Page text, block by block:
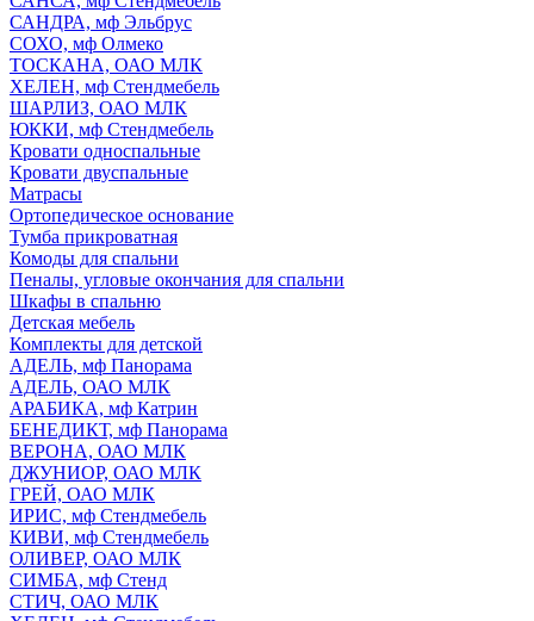
САНДРА, мф Эльбрус
СОХО, мф Олмеко
ТОСКАНА, ОАО МЛК
ХЕЛЕН, мф Стендмебель
ШАРЛИЗ, ОАО МЛК
ЮККИ, мф Стендмебель
Кровати односпальные
Кровати двуспальные
Матрасы
Ортопедическое основание
Тумба прикроватная
Комоды для спальни
Пеналы, угловые окончания для спальни
Шкафы в спальню
Детская мебель
Комплекты для детской
АДЕЛЬ, мф Панорама
АДЕЛЬ, ОАО МЛК
АРАБИКА, мф Катрин
БЕНЕДИКТ, мф Панорама
ВЕРОНА, ОАО МЛК
ДЖУНИОР, ОАО МЛК
ГРЕЙ, ОАО МЛК
ИРИС, мф Стендмебель
КИВИ, мф Стендмебель
ОЛИВЕР, ОАО МЛК
СИМБА, мф Стенд
СТИЧ, ОАО МЛК